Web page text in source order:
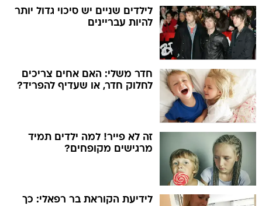
לילדים שניים יש סיכוי גדול יותר
להיות עבריינים
חדר משלי: האם אחים צריכים
לחלוק חדר, או שעדיף להפריד?
זה לא פייר! למה ילדים תמיד
מרגישים מקופחים?
לידיעת הקוראת בר רפאלי: כך